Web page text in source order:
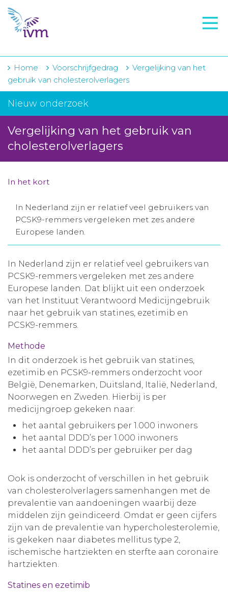
VMI
FTO voorbereiding
IVM-academie
Zorginstellingen
Voorschrijfgedrag
Projecten
Over IVM
Winkelwagentje
Aanmelden nieuwsbrief
Inloggen
Toegang leeromgeving
Home Voorschrijfgedrag
Vergelijking van het
gebruik van cholesterolverlagers
Nieuw onderzoek
Vergelijking van het gebruik van
cholesterolverlagers
In het kort
In Nederland zijn er relatief veel gebruikers van
PCSK9-remmers vergeleken met zes andere
Europese landen.
In Nederland zijn er relatief veel gebruikers van
PCSK9-remmers vergeleken met zes andere
Europese landen. Dat blijkt uit een onderzoek
van het Instituut Verantwoord Medicijngebruik
naar het gebruik van statines, ezetimib en
PCSK9-remmers.
Methode
In dit onderzoek is het gebruik van statines,
ezetimib en PCSK9-remmers onderzocht voor
België, Denemarken, Duitsland, Italië, Nederland,
Noorwegen en Zweden. Hierbij is per
medicijngroep gekeken naar:
het aantal gebruikers per 1.000 inwoners
het aantal DDD’s per 1.000 inwoners
het aantal DDD’s per gebruiker per dag
Ook is onderzocht of verschillen in het gebruik
van cholesterolverlagers samenhangen met de
prevalentie van aandoeningen waarbij deze
middelen zijn geïndiceerd. Omdat er geen cijfers
zijn van de prevalentie van hypercholesterolemie,
is gekeken naar diabetes mellitus type 2,
ischemische hartziekten en sterfte aan coronaire
hartziekten.
Statines en ezetimib